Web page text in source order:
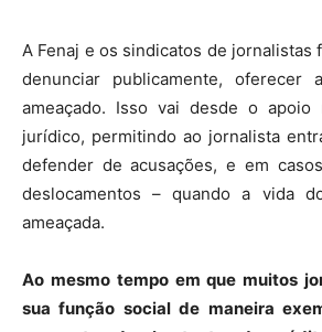
A Fenaj e os sindicatos de jornalistas
denunciar publicamente, oferecer
ameaçado. Isso vai desde o
jurídico, permitindo ao jornalista
defender de acusações, e em
deslocamentos – quando a vida
ameaçada.
Ao mesmo tempo em que muitos
sua função social de maneira